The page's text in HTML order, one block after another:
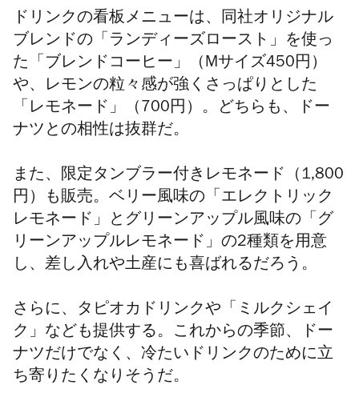
ドリンクの看板メニューは、同社オリジナル
ブレンドの「ランディーズロースト」を使っ
た「ブレンドコーヒー」（Mサイズ450円）
や、レモンの粒々感が強くさっぱりとした
「レモネード」（700円）。どちらも、ドー
ナツとの相性は抜群だ。
また、限定タンブラー付きレモネード（ 1,800
円）
も販売。ベリー風味の「エレクトリック
レモネード」とグリーンアップル風味の「グ
リーンアップルレモネード」の2種類を用意
し、差し入れや土産にも喜ばれるだろう。
さらに、タピオカドリンクや「ミルクシェイ
ク」なども提供する。これからの季節、ドー
ナツだけでなく、冷たいドリンクのために立
ち寄りたくなりそうだ。